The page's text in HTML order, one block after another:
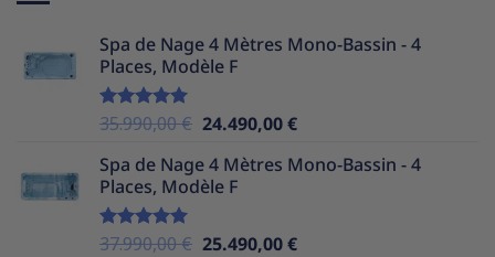
Spa de Nage 4 Mètres Mono-Bassin - 4
Places, Modèle F
Note5.00
35.990,00€ Le
initial
était :
24.490,00€Le
actuel
Spa de Nage 4 Mètres Mono-Bassin - 4
Places, Modèle F
Note5.00
37.990,00€ Le
25.490,00€Le